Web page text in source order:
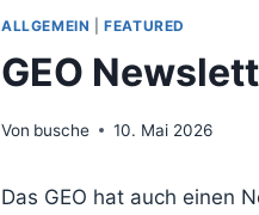
ALLGEMEIN |FEATURED
GEO
Von busche 10. Mai 2026
Das GEO hat auch einen